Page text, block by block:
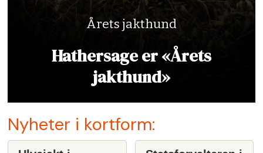
Årets jakthund
Hathersage er «Årets
jakthund»
Nyheter i kortform: